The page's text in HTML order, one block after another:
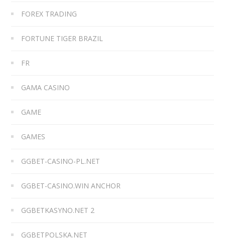
FOREX TRADING
FORTUNE TIGER BRAZIL
FR
GAMA CASINO
GAME
GAMES
GGBET-CASINO-PL.NET
GGBET-CASINO.WIN ANCHOR
GGBETKASYNO.NET 2
GGBETPOLSKA.NET